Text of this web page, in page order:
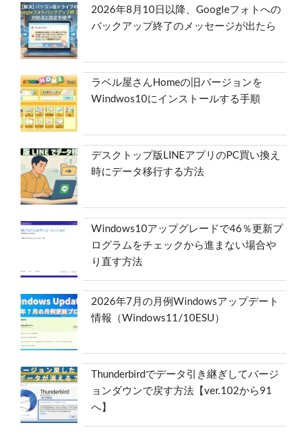
2026年8月10日以降、Googleフォトへの
バックアップ終了のメッセージが出たら
ラベル屋さんHomeの旧バージョンを
Windwos10にインストールする手順
デスクトップ版LINEアプリのPC買い換え
時にデータ移行する方法
Windows10アップグレードで46％更新プ
ログラムをチェックから進まない場合や
り直す方法
2026年7月の月例Windowsアップデート
情報（Windows11/10ESU）
Thunderbirdでデータ引き継ぎしてバージ
ョンダウンで戻す方法【ver.102から91
へ】